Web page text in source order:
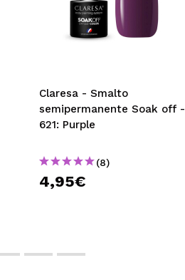
Claresa - Smalto
semipermanente Soak off -
621: Purple
(8)
4,95€